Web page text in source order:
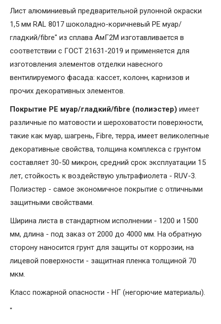
Лист алюминиевый предварительной рулонной окраски
1,5 мм RAL 8017 шоколадно-коричневый PE муар/
гладкий/fibre" из сплава АмГ2М изготавливается в
соответствии с ГОСТ 21631-2019 и применяется для
изготовления элементов отделки навесного
вентилируемого фасада: кассет, колонн, карнизов и
прочих декоративных элементов.
Покрытие PE муар/гладкий/fibre (полиэстер) имеет
различные по матовости и шероховатости поверхности,
такие как муар, шагрень, Fibrе, терра, имеет великолепные
декоративные свойства, толщина комплекса с грунтом
составляет 30-50 микрон, средний срок эксплуатации 15
лет, стойкость к воздействую ультрафиолета - RUV-3.
Полиэстер - самое экономичное покрытие с отличными
защитными свойствами.
Ширина листа в стандартном исполнении - 1200 и 1500
мм, длина - под заказ от 2000 до 4000 мм. На обратную
сторону наносится грунт для защиты от коррозии, на
лицевой поверхности - защитная пленка толщиной 70
мкм.
Класс пожарной опасности - НГ (негорючие материалы).
"